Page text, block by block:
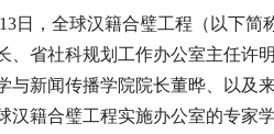
日，全球汉籍合璧工程（以下
、省社科规划工作办公室主任许
与新闻传播学院院长董晔、以及
汉籍合璧工程实施办公室的专家